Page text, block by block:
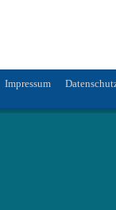
Impressum